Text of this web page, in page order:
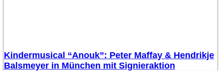
Kindermusical “Anouk”: Peter Maffay & Hendrikje
Balsmeyer in München mit Signieraktion